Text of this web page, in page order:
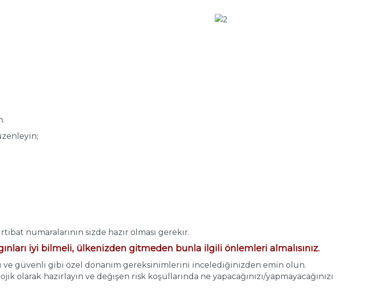
numaralarının sizde hazır olması gerekir.
iyi bilmeli, ülkenizden gitmeden bunla ilgili önlemleri almalısınız.
güvenli gibi özel donanım gereksinimlerini incelediğinizden emin olun.
olarak hazırlayın ve değişen risk koşullarında ne yapacağınızı/yapmayacağınızı